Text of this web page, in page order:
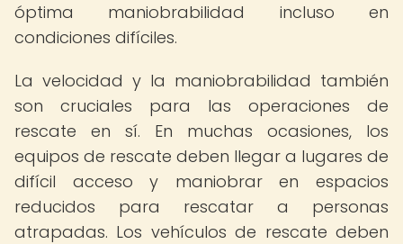
óptima maniobrabilidad incluso en
condiciones difíciles.
La velocidad y la maniobrabilidad también
son cruciales para las operaciones de
rescate en sí. En muchas ocasiones, los
equipos de rescate deben llegar a lugares de
difícil acceso y maniobrar en espacios
reducidos para rescatar a personas
atrapadas. Los vehículos de rescate deben